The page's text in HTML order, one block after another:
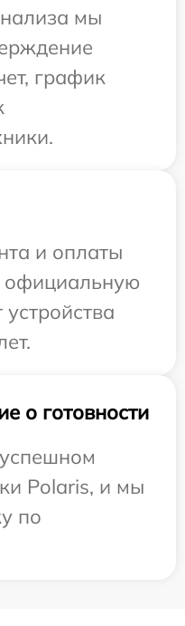
мы
график
и оплаты
официальную
о готовности
Polaris, и мы
по